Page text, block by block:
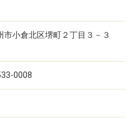
市小倉北区堺町２丁目３－３
0008